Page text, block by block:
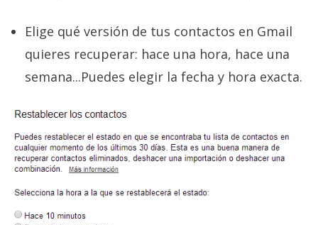
Elige qué versión de tus contactos en Gmail
quieres recuperar: hace una hora, hace una
semana...Puedes elegir la fecha y hora exacta.